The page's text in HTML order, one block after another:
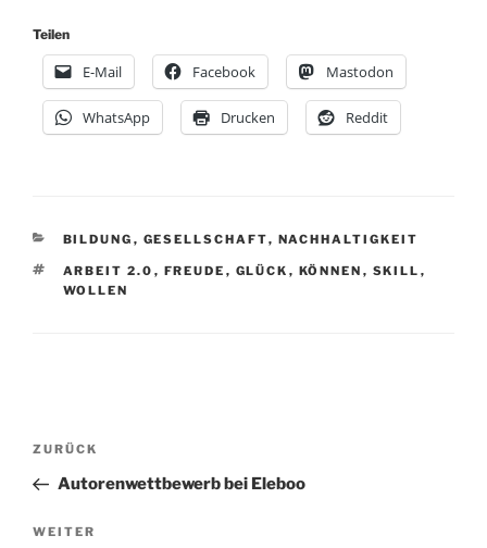
Teilen
E-Mail Facebook Mastodon
WhatsApp Drucken Reddit
KATEGORIEN
BILDUNG , GESELLSCHAFT, NACHHALTIGKEIT
SCHLAGWÖRTER
ARBEIT 2.0 , FREUDE , GLÜCK , KÖNNEN , SKILL ,
WOLLEN
Beitragsnavigation
Vorheriger
Beitrag
ZURÜCK
Autorenwettbewerb bei Eleboo
Nächster
WEITER